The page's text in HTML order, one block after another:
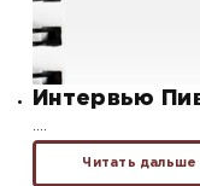
Интервью
….
Читать дальше